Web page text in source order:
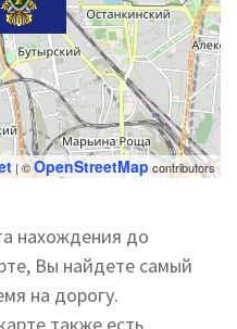
| ©OpenStreetMapcontributors
нахождения до
Вы найдете самый
на дорогу.